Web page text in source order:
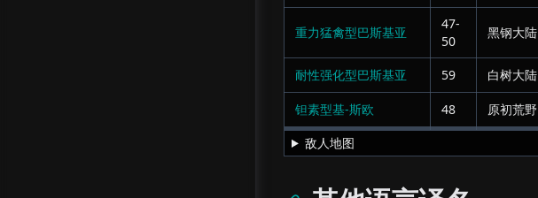
重力猛禽型巴斯基亚
47-
50
黑钢大陆
耐性强化型巴斯基亚 59 白树大陆
钽素型基-斯欧 48 原初荒野
敌人地图